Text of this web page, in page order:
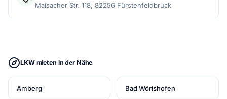
Maisacher Str. 118, 82256 Fürstenfeldbruck
LKW mieten in der Nähe
Amberg Bad Wörishofen